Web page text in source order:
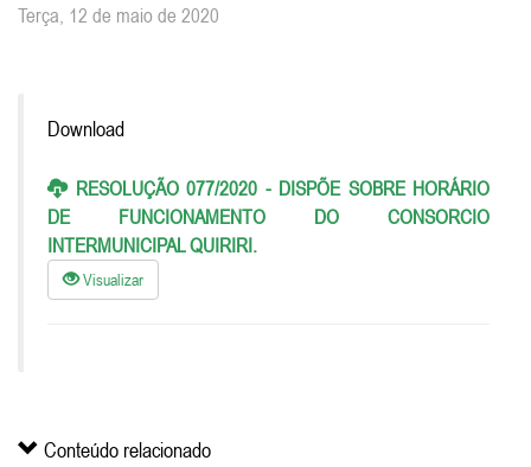
Terça, 12 de maio de 2020
Download
RESOLUÇÃO 077/2020 - DISPÕE SOBRE HORÁRIO
DE FUNCIONAMENTO DO CONSORCIO
INTERMUNICIPAL QUIRIRI.
Visualizar
Conteúdo relacionado